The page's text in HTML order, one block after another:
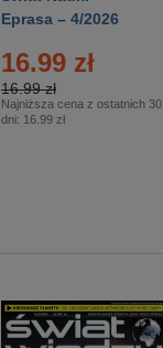
Eprasa – 4/2026
16.99 zł
16.99 zł
Najniższa cena z ostatnich 30
dni: 16.99 zł